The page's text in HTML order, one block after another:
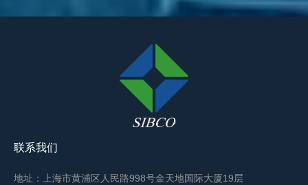
联系我们
地址：上海市黄浦区人民路998号金天地国际大厦19层